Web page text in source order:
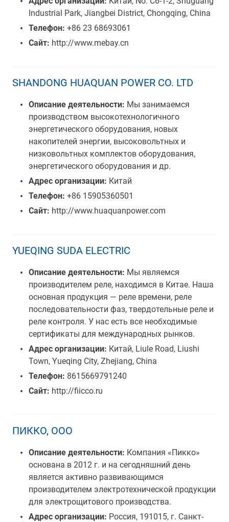
Industrial Park, Jiangbei District, Chongqing, China
Телефон: +86 23 68693061
Сайт: http://www.mebay.cn
SHANDONG HUAQUAN POWER CO. LTD
Описание деятельности: Мы занимаемся
производством высокотехнологичного
энергетического оборудования, новых
накопителей энергии, высоковольтных и
низковольтных комплектов оборудования,
энергетического оборудования и др.
Адрес организации: Китай
Телефон: +86 15905360501
Сайт: http://www.huaquanpower.com
YUEQING SUDA ELECTRIC
Описание деятельности: Мы являемся
производителем реле, находимся в Китае. Наша
основная продукция — реле времени, реле
последовательности фаз, твердотельные реле и
реле контроля. У нас есть все необходимые
сертификаты для международных рынков.
Адрес организации: Китай, Liule Road, Liushi
Town, Yueqing City, Zhejiang, China
Телефон: 8615669791240
Сайт: http://fiicco.ru
ПИККО, ООО
Описание деятельности: Компания «Пикко»
основана в 2012 г. и на сегодняшний день
является активно развивающимся
производителем электротехнической продукции
для электрощитового производства.
Адрес организации: Россия, 191015, г. Санкт-